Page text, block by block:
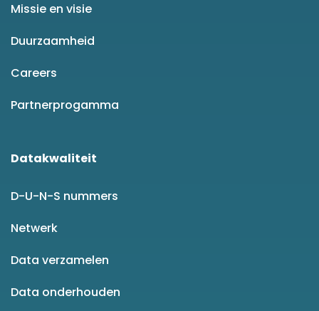
Missie en visie
Duurzaamheid
Careers
Partnerprogamma
Datakwaliteit
D-U-N-S nummers
Netwerk
Data verzamelen
Data onderhouden